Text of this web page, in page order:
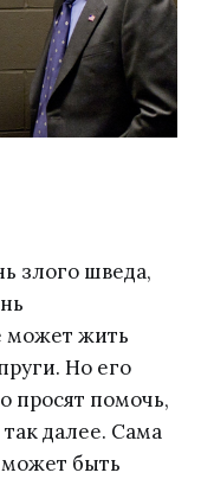
злого шведа,
может жить
Но его
просят помочь,
далее. Сама
быть